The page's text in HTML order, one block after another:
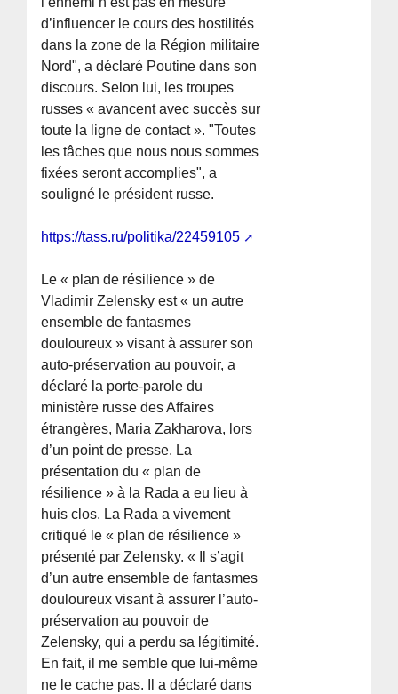
d’influencer le cours des hostilités
dans la zone de la Région militaire
Nord", a déclaré Poutine dans son
discours. Selon lui, les troupes
russes « avancent avec succès sur
toute la ligne de contact ». "Toutes
les tâches que nous nous sommes
fixées seront accomplies", a
souligné le président russe.
https://tass.ru/politika/22459105
Le « plan de résilience » de
Vladimir Zelensky est « un autre
ensemble de fantasmes
douloureux » visant à assurer son
auto-préservation au pouvoir, a
déclaré la porte-parole du
ministère russe des Affaires
étrangères, Maria Zakharova, lors
d’un point de presse. La
présentation du « plan de
résilience » à la Rada a eu lieu à
huis clos. La Rada a vivement
critiqué le « plan de résilience »
présenté par Zelensky. « Il s’agit
d’un autre ensemble de fantasmes
douloureux visant à assurer l’auto-
préservation au pouvoir de
Zelensky, qui a perdu sa légitimité.
En fait, il me semble que lui-même
ne le cache pas. Il a déclaré dans